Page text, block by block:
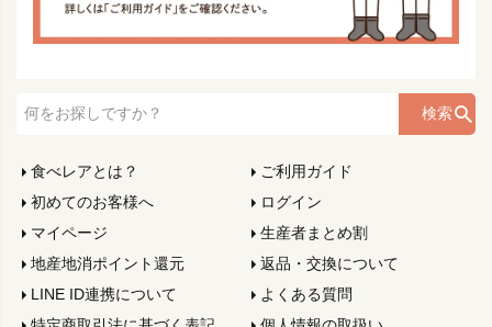
検索
食べレアとは？
ご利用ガイド
初めてのお客様へ
ログイン
マイページ
生産者まとめ割
地産地消ポイント還元
返品・交換について
LINE ID連携について
よくある質問